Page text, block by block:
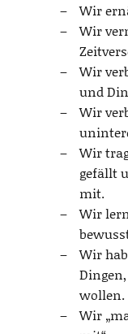
Wir
Wir
Wir
und
Wir
Wir
gefällt
mit.
Wir
Wir
wollen.
Wir